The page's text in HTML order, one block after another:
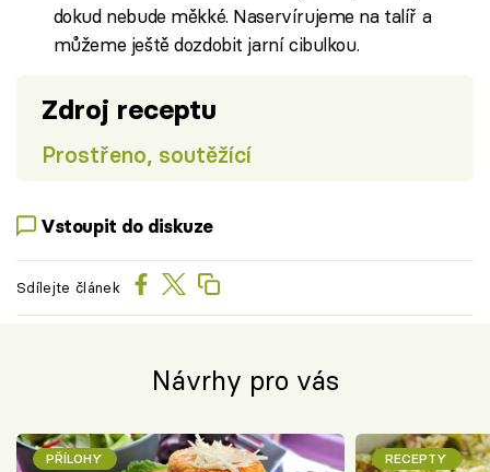
dokud nebude měkké. Naservírujeme na talíř a
můžeme ještě dozdobit jarní cibulkou.
Zdroj receptu
Prostřeno, soutěžící
Vstoupit do diskuze
Sdílejte článek
Návrhy pro vás
PŘÍLOHY RECEPTY